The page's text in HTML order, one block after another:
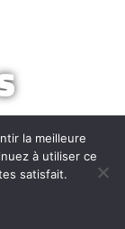
la meilleure
à utiliser ce
satisfait.